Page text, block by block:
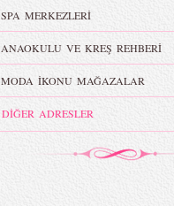
SPA MERKEZLERİ
ANAOKULU VE KREŞ REHBERİ
MODA İKONU MAĞAZALAR
DİĞER ADRESLER